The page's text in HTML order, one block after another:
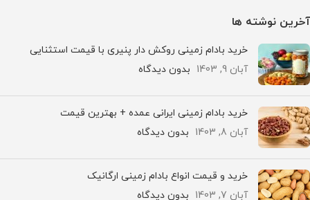
آخرین نوشته ها
خرید بادام زمینی روکش دار پنیری با قیمت استثنایی
آبان 9, 1403
بدون دیدگاه
خرید بادام زمینی ایرانی عمده + بهترین قیمت
آبان 8, 1403
بدون دیدگاه
خرید و قیمت انواع بادام زمینی ارگانیک
آبان 7, 1403
بدون دیدگاه